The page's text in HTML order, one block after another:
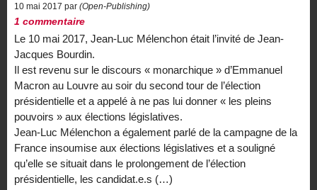
10 mai 2017 par (Open-Publishing)
1 commentaire
Le 10 mai 2017, Jean-Luc Mélenchon était l’invité de Jean-
Jacques Bourdin.
Il est revenu sur le discours « monarchique » d’Emmanuel
Macron au Louvre au soir du second tour de l’élection
présidentielle et a appelé à ne pas lui donner « les pleins
pouvoirs » aux élections législatives.
Jean-Luc Mélenchon a également parlé de la campagne de la
France insoumise aux élections législatives et a souligné
qu’elle se situait dans le prolongement de l’élection
présidentielle, les candidat.e.s (…)